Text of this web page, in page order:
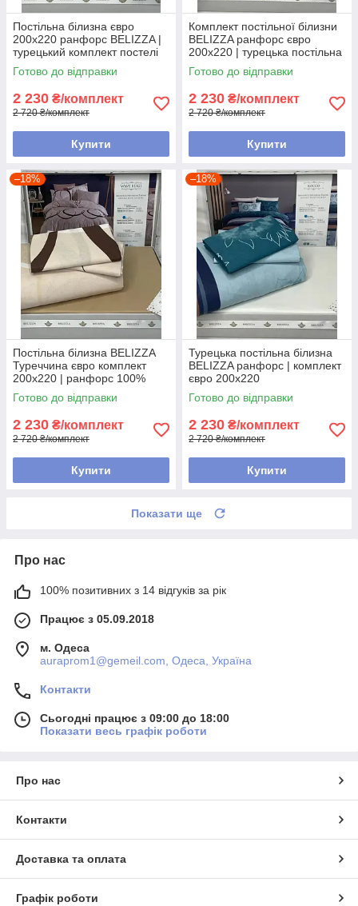
Постільна білизна євро
200х220 ранфорс BELIZZA |
турецький комплект постелі
Готово до відправки
2 230 ₴/комплект
2 720 ₴/комплект
Купити
Комплект постільної білизни
BELIZZA ранфорс євро
200х220 | турецька постільна
білизна
Готово до відправки
2 230 ₴/комплект
2 720 ₴/комплект
Купити
–18%
Постільна білизна BELIZZA
Туреччина євро комплект
200х220 | ранфорс 100%
бавовна
Готово до відправки
2 230 ₴/комплект
2 720 ₴/комплект
Купити
–18%
Турецька постільна білизна
BELIZZA ранфорс | комплект
євро 200х220
Готово до відправки
2 230 ₴/комплект
2 720 ₴/комплект
Купити
Показати ще
Про нас
100% позитивних з 14 відгуків за рік
Працює з 05.09.2018
м. Одеса
auraprom1@gemeil.com, Одеса, Україна
Контакти
Сьогодні працює з 09:00 до 18:00
Показати весь графік роботи
Про нас
Контакти
Доставка та оплата
Графік роботи